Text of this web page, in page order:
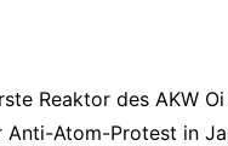
Reaktor des AKW
Anti-Atom-Protest in